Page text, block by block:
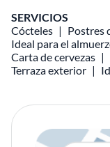
SERVICIOS
Cócteles
Postres
Ideal para el
Carta de cervezas
Terraza exterior